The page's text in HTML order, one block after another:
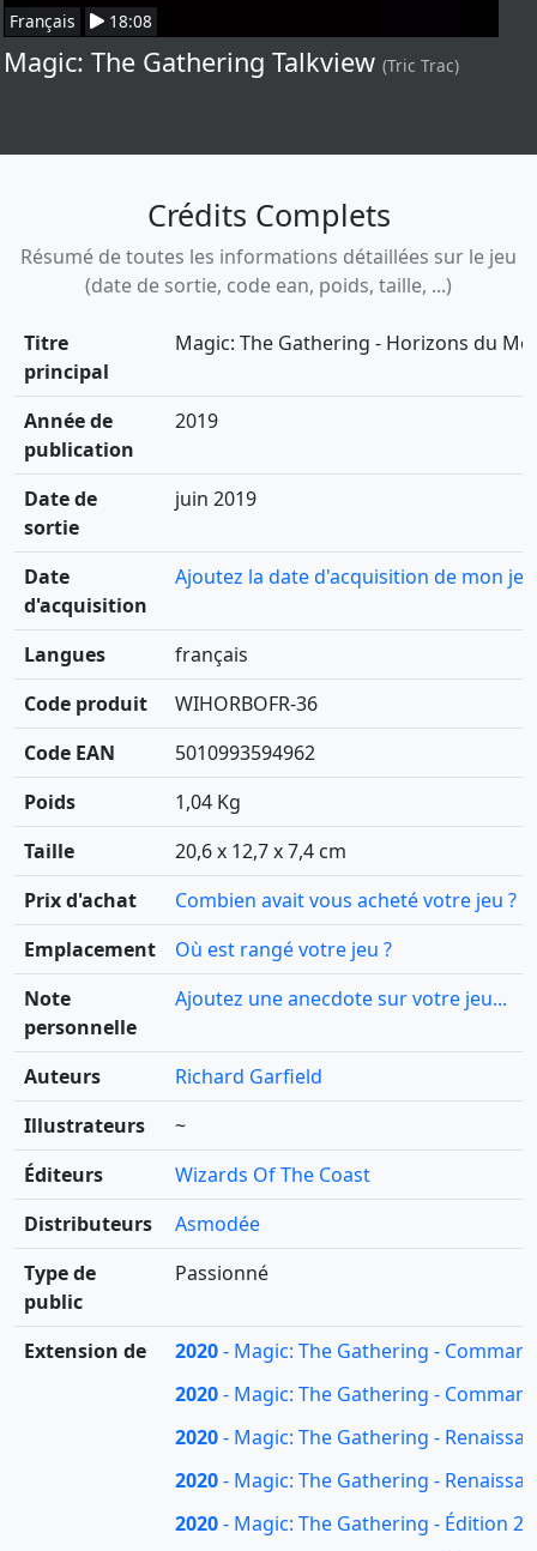
Français 18:08
Magic: The Gathering Talkview (Tric Trac)
Crédits Complets
Résumé de toutes les informations détaillées sur le jeu
(date de sortie, code ean, poids, taille, ...)
Titre
principal
Magic: The Gathering - Horizons du
Année de
publication
2019
Date de
sortie
juin 2019
Date
d'acquisition
Ajoutez la date d'acquisition de mon jeu
Langues
français
Code produit
WIHORBOFR-36
Code EAN
5010993594962
Poids
1,04 Kg
Taille
20,6 x 12,7 x 7,4 cm
Prix d'achat
Combien avait vous acheté votre jeu ?
Emplacement
Où est rangé votre jeu ?
Note
personnelle
Ajoutez une anecdote sur votre jeu...
Auteurs
Richard Garfield
Illustrateurs
~
Éditeurs
Wizards Of The Coast
Distributeurs
Asmodée
Type de
public
Passionné
Extension de 2020- Magic: The Gathering -
2020- Magic: The Gathering -
2020- Magic: The Gathering -
2020- Magic: The Gathering -
2020- Magic: The Gathering - Édition